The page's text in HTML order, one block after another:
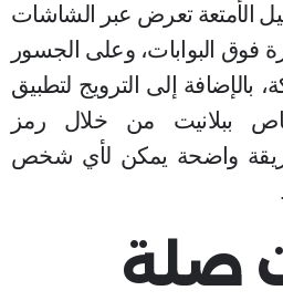
الأمتعة تعرض عبر الشاشات
فوق البوابات، وعلى الجسور
بالإضافة إلى الترويج لتطبيق
ببلانيت من خلال
رمز
واضحة يمكن لأي شخص
صلة